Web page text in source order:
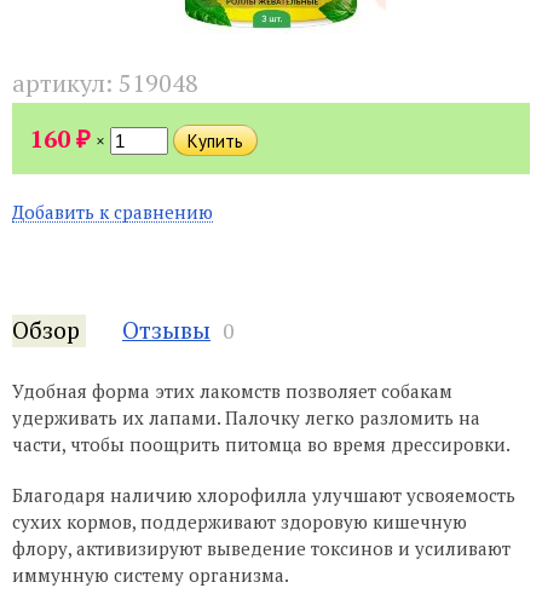
артикул: 519048
160₽ ×
Добавить к сравнению
Обзор Отзывы 0
Удобная форма этих лакомств позволяет собакам
удерживать их лапами. Палочку легко разломить на
части, чтобы поощрить питомца во время дрессировки.
Благодаря наличию хлорофилла улучшают усвояемость
сухих кормов, поддерживают здоровую кишечную
флору, активизируют выведение токсинов и усиливают
иммунную систему организма.